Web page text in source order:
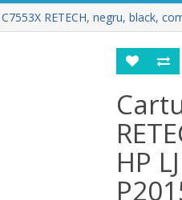
RETECH, negru, black,
HP